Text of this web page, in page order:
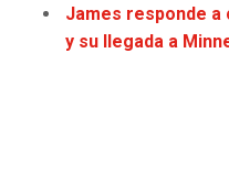
James responde a
y su llegada a